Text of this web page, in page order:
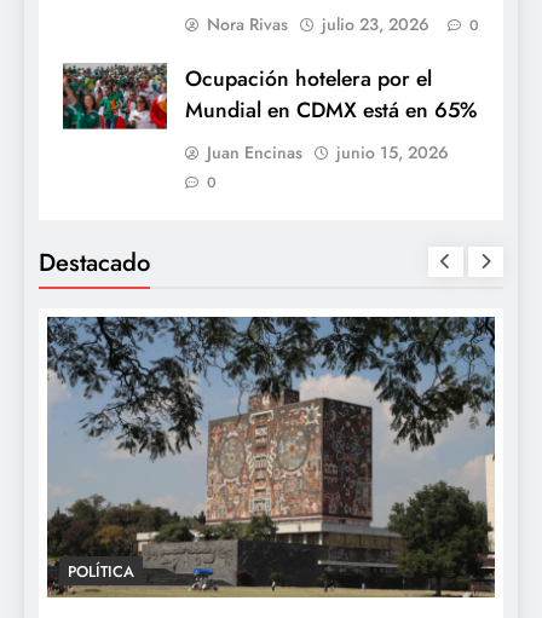
Nora Rivas julio 23, 2026 0
Ocupación hotelera por el
Mundial en CDMX está en 65%
Juan Encinas junio 15, 2026
0
Destacado
POLÍTICA